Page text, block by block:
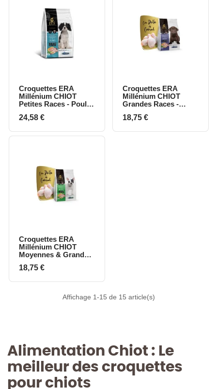
Croquettes ERA
Millénium CHIOT
Petites Races - Poulet
Prix
24,58 €
Croquettes ERA
Millénium CHIOT
Grandes Races -
Prix
18,75 €
Croquettes ERA
Millénium CHIOT
Moyennes & Grandes
Dinde
Prix
18,75 €
Affichage 1-15 de 15 article(s)
Alimentation Chiot : Le
meilleur des croquettes
pour chiots